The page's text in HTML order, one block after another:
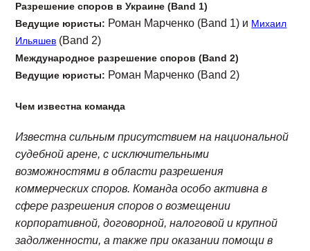
Разрешение споров в Украине (Band 1)
Ведущие юристы: Роман Марченко (Band 1) и Михаил
Ильяшев (Band 2)
Международное разрешение споров (Band 2)
Ведущие юристы: Роман Марченко (Band 2)
Чем известна команда
Известна сильным присутствием на национальной
судебной арене, с исключительными
возможностями в области разрешения
коммерческих споров. Команда особо активна в
сфере разрешения споров о возмещении
корпоративной, договорной, налоговой и крупной
задолженности, а также при оказании помощи в